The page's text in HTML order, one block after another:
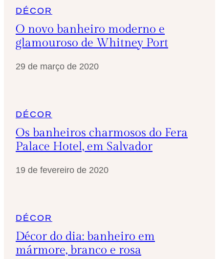
DÉCOR
O novo banheiro moderno e
glamouroso de Whitney Port
29 de março de 2020
DÉCOR
Os banheiros charmosos do Fera
Palace Hotel, em Salvador
19 de fevereiro de 2020
DÉCOR
Décor do dia: banheiro em
mármore, branco e rosa